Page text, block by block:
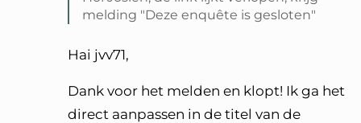
melding "Deze enquête is gesloten"
Hai jvv71,
Dank voor het melden en klopt! Ik ga het
direct aanpassen in de titel van de